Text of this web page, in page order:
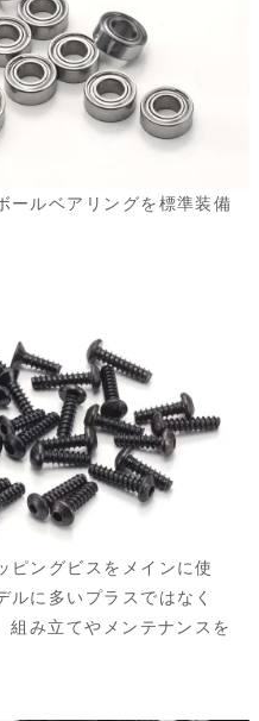
ールベアリングを標準装備
ピングビスをメインに使
ルに多いプラスではなく
組み立てやメンテナンスを